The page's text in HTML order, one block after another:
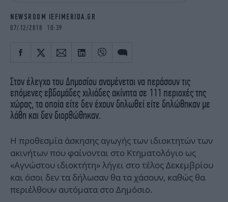
OSCARS
NEWSROOM IEFIMERIDA.GR
07/12/2018 10:39
Στον έλεγχο του Δημοσίου αναμένεται να περάσουν τις
επόμενες εβδομάδες χιλιάδες ακίνητα σε 111 περιοχές της
χώρας, τα οποία είτε δεν έχουν δηλωθεί είτε δηλώθηκαν με
λάθη και δεν διορθώθηκαν.
Η προθεσμία άσκησης αγωγής των ιδιοκτητών των
ακινήτων που φαίνονται στο Κτηματολόγιο ως
«Αγνώστου ιδιοκτήτη» λήγει στο τέλος Δεκεμβρίου
και όσοι δεν τα δήλωσαν θα τα χάσουν, καθώς θα
περιέλθουν αυτόματα στο Δημόσιο.